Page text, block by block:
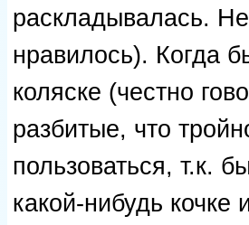
раскладывалась.
нравилось). Когда
коляске (честно
разбитые, что
пользоваться, т.к.
какой-нибудь кочке